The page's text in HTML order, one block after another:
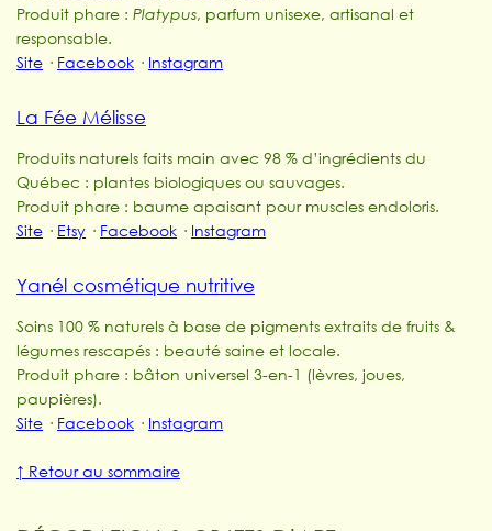
Produit phare :Platypus, parfum unisexe, artisanal et
responsable.
Site · Facebook · Instagram
La Fée Mélisse
Produits naturels faits main avec 98 % d’ingrédients du
Québec : plantes biologiques ou sauvages.
Produit phare : baume apaisant pour muscles endoloris.
Site · Etsy · Facebook · Instagram
Yanél cosmétique nutritive
Soins 100 % naturels à base de pigments extraits de fruits &
légumes rescapés : beauté saine et locale.
Produit phare : bâton universel 3-en-1 (lèvres, joues,
paupières).
Site · Facebook · Instagram
↑ Retour au sommaire